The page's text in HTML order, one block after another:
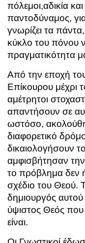
πόλεμοι,αδικία
παντοδύναμος,
γνωρίζει τα πάντα,
κύκλο του πόνου
πραγματικότητα
Από την εποχή
Επίκουρου μέχρι
αμέτρητοι
απαντήσουν σε
ωστόσο,
διαφορετικό
δικαιολογήσουν
αμφισβήτησαν την
το πρόβλημα δεν
σχέδιο του Θεού.
δημιουργός
ύψιστος Θεός
είναι.